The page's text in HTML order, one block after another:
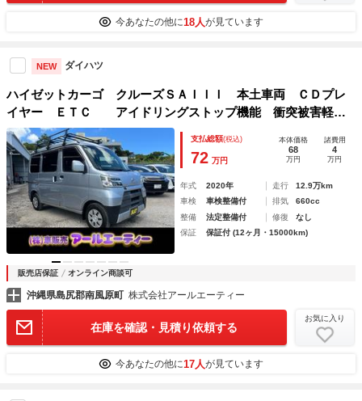
今あなたの他に18人が見ています
NEW ダイハツ
ハイゼットカーゴ クルーズＳＡＩＩＩ 本土車両 ＣＤプレ
イヤー ＥＴＣ アイドリングストップ機能 衝突被害軽減
システム 電動格納ミラー
支払総額(税込)
72 万円
本体価格
68
万円
諸費用
4
万円
年式 2020年 走行
12.9万km
車検
車検整備付 排気
660cc
整備
法定整備付 修復
なし
保証
保証付 (12ヶ月・15000km)
販売店保証 オンライン商談可
沖縄県島尻郡南風原町 株式会社アールエーティー
在庫を確認・見積り依頼する
お気に入り
今あなたの他に17人が見ています